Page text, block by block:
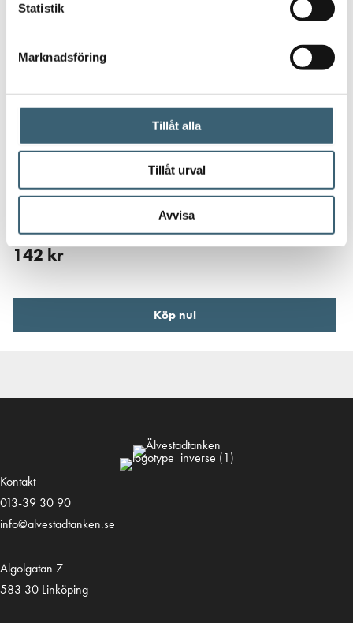
Statistik
Marknadsföring
Tillåt alla
Tillåt urval
Avvisa
Kulventil PP med gänga – Invändig gänga 3/4″, 20 mm
142 kr
Köp nu!
Kontakt
013-39 30 90
info@alvestadtanken.se
Algolgatan 7
583 30 Linköping